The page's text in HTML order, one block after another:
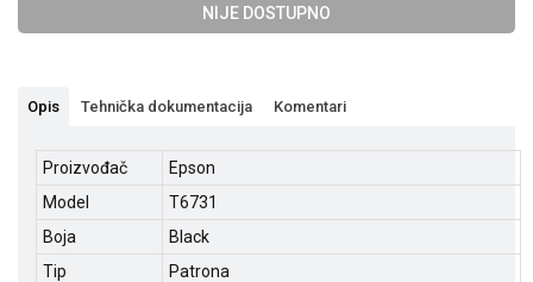
NIJE DOSTUPNO
Opis Tehnička dokumentacija Komentari
Proizvođač
Epson
Model
T6731
Boja
Black
Tip
Patrona